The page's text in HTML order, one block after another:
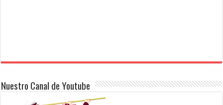
Nuestro Canal de Youtube